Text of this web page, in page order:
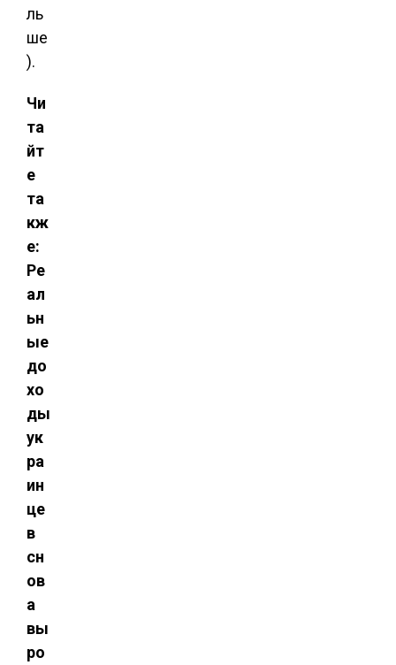
ль
ше
).
Чи
та
йт
е
та
кж
е:
Ре
ал
ьн
ые
до
хо
ды
ук
ра
ин
це
в
сн
ов
а
вы
ро